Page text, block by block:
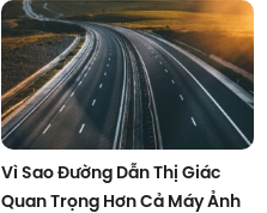
Vì Sao Đường Dẫn Thị Giác
Quan Trọng Hơn Cả Máy Ảnh